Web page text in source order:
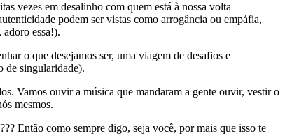
vezes em desalinho com quem está à nossa volta –
podem ser vistas como arrogância ou empáfia,
essa!).
o que desejamos ser, uma viagem de desafios e
de singularidade).
Vamos ouvir a música que mandaram a gente ouvir, vestir o
mesmos.
Então como sempre digo, seja você, por mais que isso te